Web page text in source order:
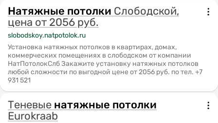
потолки от производителя с ценами от 2052 рублей.
Компания «НатПотолокСлб» предлагает монтаж
натяжных потолков в различных районах, включая
Слободской. Для заказа необходимо обратиться к ним.
Натяжные потолки Слободской,
цена от 2056 руб.
slobodskoy.natpotolok.ru
Установка натяжных потолков в квартирах, домах,
коммерческих помещениях в слободском от компании
НатПотолокСлб Закажите установку натяжных потолков
любой сложности по выгодной цене от 2056 руб. по тел. +7
931 521
Теневые натяжные потолки
Eurokraab